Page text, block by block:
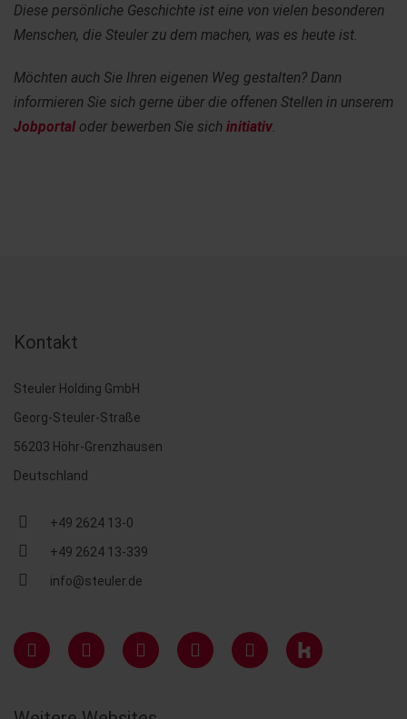
Diese persönliche Geschichte ist eine von vielen besonderen
Menschen, die Steuler zu dem machen, was es heute ist.
Möchten auch Sie Ihren eigenen Weg gestalten? Dann
informieren Sie sich gerne über die offenen Stellen in unserem
Jobportal oder bewerben Sie sich initiativ
Kontakt
Steuler Holding GmbH
Georg-Steuler-Straße
56203 Höhr-Grenzhausen
Deutschland
+49 2624 13-0
+49 2624 13-339
info@steuler.de